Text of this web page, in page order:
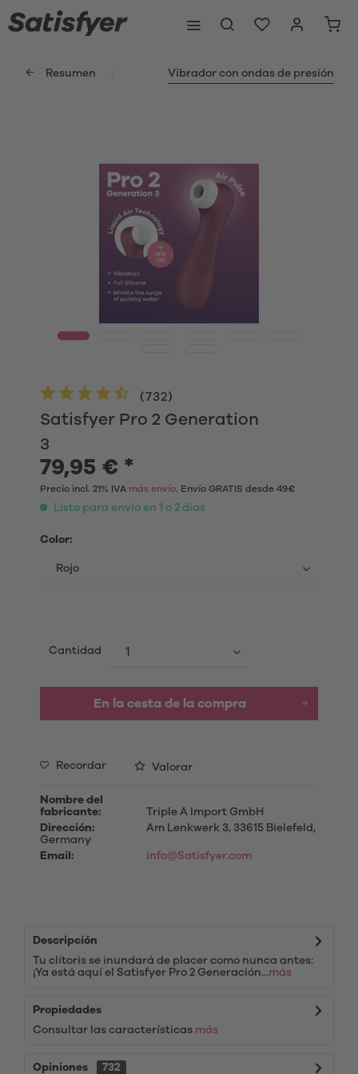
Resumen Vibrador con ondas de presión
Satisfyer Pro 2 Generation
3
(732)
79,95 € *
Precio incl. 21% IVA más envío. Envío GRATIS desde 49€
Listo para envío en 1 o 2 días
Color:
Cantidad
En la cesta de la compra
Recordar Valorar
Nombre del
fabricante:
Triple A Import GmbH
Dirección:
Am Lenkwerk 3, 33615 Bielefeld,
Germany
Email:
info@Satisfyer.com
Descripción
Tu clítoris se inundará de placer como nunca antes:
¡Ya está aquí el Satisfyer Pro 2 Generación...más
Propiedades
Consultar las características más
Opiniones
732